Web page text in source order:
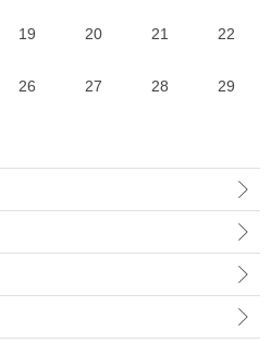
19 20 21 22
26 27 28 29